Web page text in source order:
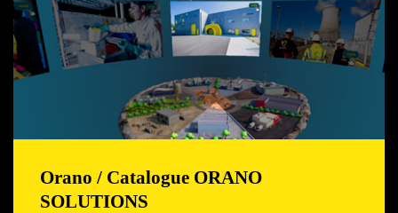
Orano / Catalogue ORANO
SOLUTIONS